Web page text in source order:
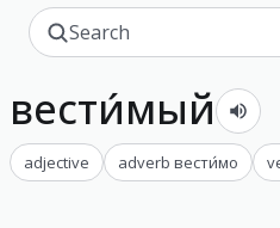
вести́мый
adjective adverb вести́мо